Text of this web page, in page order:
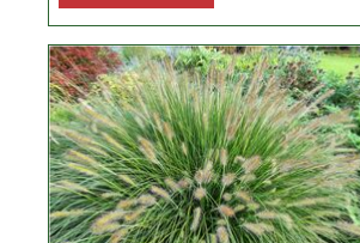
Пеннисетум лисохвостый
Голдштрих — пышный
многолетник семейства
Злаковых. Красивый обитатель
тропических и субтропических
зон Африки и Евразии, известен
также под именем
Перистощетинник. Относится к
декоративным злакам, полу...